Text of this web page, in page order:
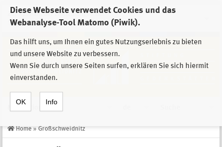
Diese Webseite verwendet Cookies und das
Webanalyse-Tool Matomo (Piwik).
Das hilft uns, um Ihnen ein gutes Nutzungserlebnis zu bieten
und unsere Website zu verbessern.
Wenn Sie durch unsere Seiten surfen, erklären Sie sich hiermit
einverstanden.
OK Info
Zur Auswahl der Einrichtungen der
Stiftung Sächsische Gedenkstätten
Home » Großschweidnitz